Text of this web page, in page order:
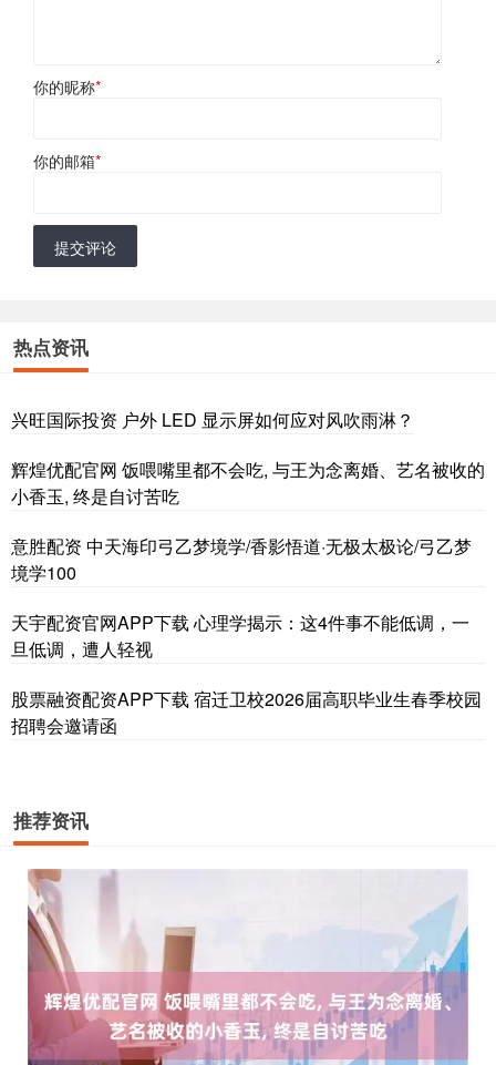
你的昵称*
你的邮箱*
提交评论
热点资讯
兴旺国际投资 户外 LED 显示屏如何应对风吹雨淋？
辉煌优配官网 饭喂嘴里都不会吃, 与王为念离婚、艺名被收的
小香玉, 终是自讨苦吃
意胜配资 中天海印弓乙梦境学/香影悟道·无极太极论/弓乙梦
境学100
天宇配资官网APP下载 心理学揭示：这4件事不能低调，一
旦低调，遭人轻视
股票融资配资APP下载 宿迁卫校2026届高职毕业生春季校园
招聘会邀请函
推荐资讯